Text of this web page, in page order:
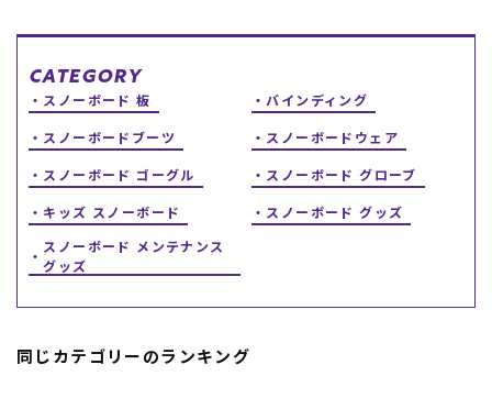
スタッフスナップ
中古/アウトレット サー
フ
中古/アウトレット スノ
ー
下取り保証について
よくある質問
店舗一覧
お問い合わせ
ニュース
CATEGORY
スノーボード 板
バインディング
スノーボードブーツ
スノーボードウェア
スノーボード ゴーグル
スノーボード グローブ
キッズ スノーボード
スノーボード グッズ
スノーボード メンテナンス
グッズ
同じカテゴリーのランキング